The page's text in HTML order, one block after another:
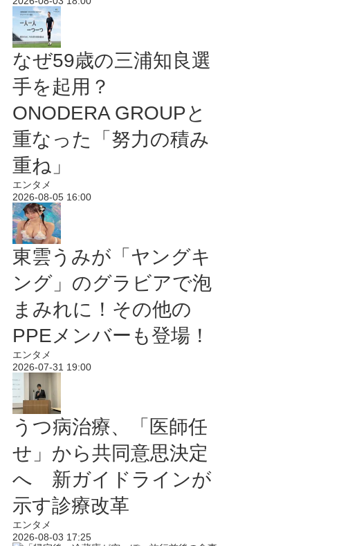
なぜ59歳の三浦知良選
手を起用？
ONODERA GROUPと
重なった「努力の積み
重ね」
エンタメ
2026-08-05 16:00
東雲うみが「ヤングキ
ング」のグラビアで泡
まみれに！その他の
PPEメンバーも登場！
エンタメ
2026-07-31 19:00
うつ病治療、「医師任
せ」から共同意思決定
へ 新ガイドラインが
示す診療改革
エンタメ
2026-08-03 17:25